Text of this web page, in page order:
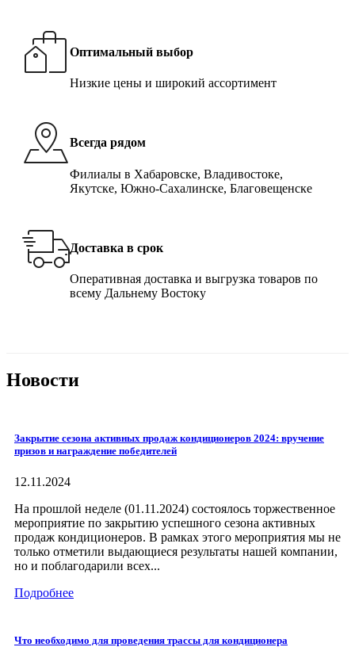
Оптимальный выбор
Низкие цены и широкий ассортимент
Всегда рядом
Филиалы в Хабаровске, Владивостоке,
Якутске, Южно-Сахалинске, Благовещенске
Доставка в срок
Оперативная доставка и выгрузка товаров по
всему Дальнему Востоку
Новости
Закрытие сезона активных продаж кондиционеров 2024: вручение
призов и награждение победителей
12.11.2024
На прошлой неделе (01.11.2024) состоялось торжественное
мероприятие по закрытию успешного сезона активных
продаж кондиционеров. В рамках этого мероприятия мы не
только отметили выдающиеся результаты нашей компании,
но и поблагодарили всех...
Подробнее
Что необходимо для проведения трассы для кондиционера